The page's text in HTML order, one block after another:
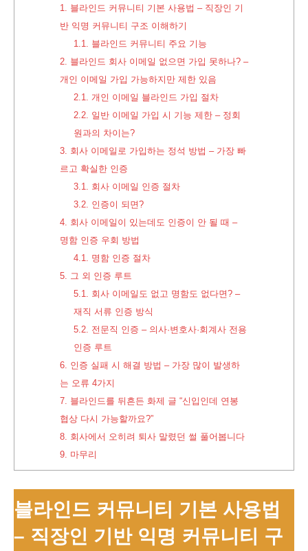
1.
블라인드 커뮤니티 기본 사용법 – 직장인 기
반 익명 커뮤니티 구조 이해하기
1.1.
블라인드 커뮤니티 주요 기능
2. 블라인드 회사 이메일 없으면 가입 못하나? –
개인 이메일 가입 가능하지만 제한 있음
2.1.
개인 이메일 블라인드 가입 절차
2.2. 일반 이메일 가입 시 기능 제한 – 정회
원과의 차이는?
3. 회사 이메일로 가입하는 정석 방법 – 가장 빠
르고 확실한 인증
3.1.
회사 이메일 인증 절차
3.2. 인증이 되면?
4. 회사 이메일이 있는데도 인증이 안 될 때 –
명함 인증 우회 방법
4.1.
명함 인증 절차
5.
그 외 인증 루트
5.1.
회사 이메일도 없고 명함도 없다면? –
재직 서류 인증 방식
5.2. 전문직 인증 – 의사·변호사·회계사 전용
인증 루트
6. 인증 실패 시 해결 방법 – 가장 많이 발생하
는 오류 4가지
7. 블라인드를 뒤흔든 화제 글 “신입인데 연봉
협상 다시 가능할까요?”
8. 회사에서 오히려 퇴사 말렸던 썰 풀어봅니다
9. 마무리
블라인드 커뮤니티 기본 사용법
– 직장인 기반 익명 커뮤니티 구